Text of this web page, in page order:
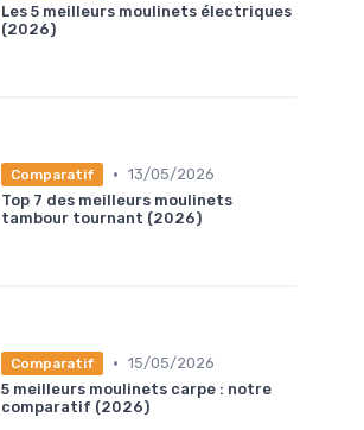
Les 5 meilleurs moulinets électriques
(2026)
Comparatif • 13/05/2026
Top 7 des meilleurs moulinets
tambour tournant (2026)
Comparatif • 15/05/2026
5 meilleurs moulinets carpe : notre
comparatif (2026)